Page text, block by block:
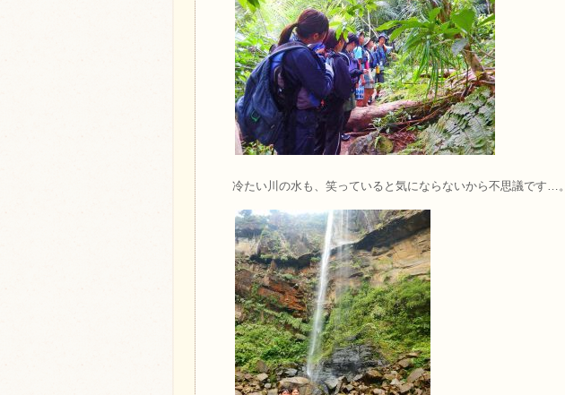
冷たい川の水も、笑っていると気にならないから不思議です…。